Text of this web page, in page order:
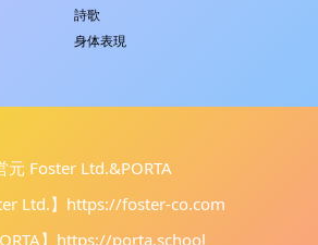
詩歌
身体表現
元 Foster Ltd.&PORTA
Ltd.】 https://foster-co.com
】 https://porta.school